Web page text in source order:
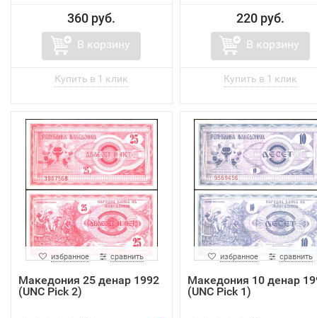
360 руб.
В корзину
220 руб.
В корзину
избранное сравнить
Македония 25 денар 1992
(UNC Pick 2)
избранное сравнить
Македония 10 денар
(UNC Pick 1)